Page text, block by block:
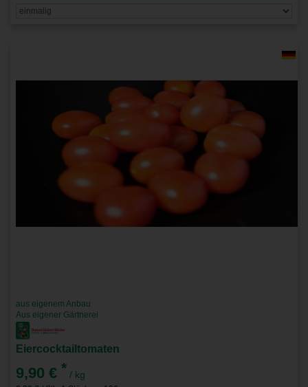
aus eigenem Anbau
Aus eigener Gärtnerei
Eiercocktailtomaten
9,90 € * / kg